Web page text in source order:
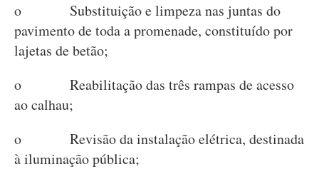
o Substituição e limpeza nas juntas do
pavimento de toda a promenade, constituído por
lajetas de betão;
o Reabilitação das três rampas de acesso
ao calhau;
o Revisão da instalação elétrica, destinada
à iluminação pública;